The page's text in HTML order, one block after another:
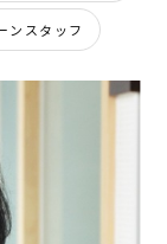
ンスタッフ